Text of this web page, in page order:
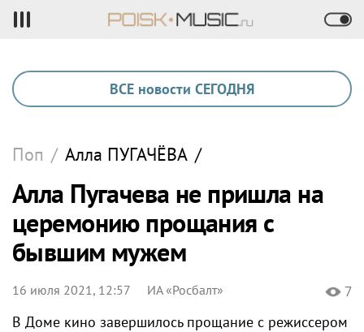
ВСЕ новости СЕГОДНЯ
Поп / Алла ПУГАЧЁВА /
Алла Пугачева не пришла на
церемонию прощания с
бывшим мужем
16 июля 2021, 12:57 ИА «Росбалт» 7
В Доме кино завершилось прощание с режиссером